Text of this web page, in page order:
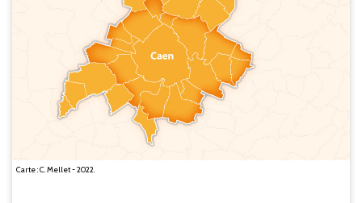
Carte : C. Mellet - 2022.